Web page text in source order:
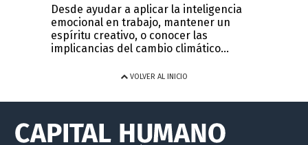
Desde ayudar a aplicar la inteligencia
emocional en trabajo, mantener un
espíritu creativo, o conocer las
implicancias del cambio climático...
VOLVER AL INICIO